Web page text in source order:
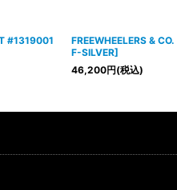
#1319001
FREEWHEELERS & CO.
F-SILVER]
46,200円(税込)